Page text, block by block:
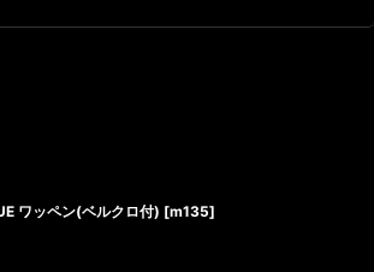
ワッペン(ベルクロ付) [m135]